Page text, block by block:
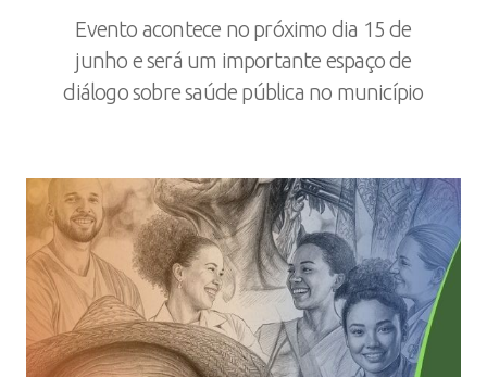
Evento acontece no próximo dia 15 de
junho e será um importante espaço de
diálogo sobre saúde pública no município